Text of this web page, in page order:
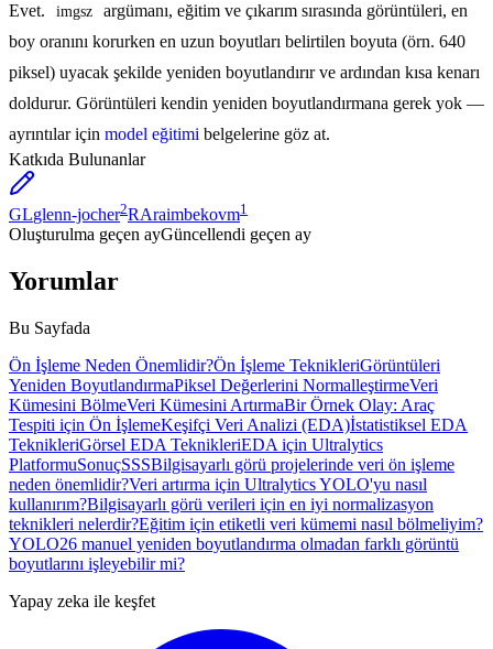
Evet. imgsz
argümanı, eğitim ve çıkarım sırasında görüntüleri, en
boy oranını korurken en uzun boyutları belirtilen boyuta (örn. 640
piksel) uyacak şekilde yeniden boyutlandırır ve ardından kısa kenarı
doldurur. Görüntüleri kendin yeniden boyutlandırmana gerek yok —
ayrıntılar için model eğitimi belgelerine göz at.
Katkıda Bulunanlar
GLglenn-jocher2RAraimbekovm1
Oluşturulma geçen ayGüncellendi geçen ay
Yorumlar
Bu Sayfada
Ön İşleme Neden Önemlidir?Ön İşleme TeknikleriGörüntüleri
Yeniden BoyutlandırmaPiksel Değerlerini NormalleştirmeVeri
Kümesini BölmeVeri Kümesini ArtırmaBir Örnek Olay: Araç
Tespiti için Ön İşlemeKeşifçi Veri Analizi (EDA)İstatistiksel EDA
TeknikleriGörsel EDA TeknikleriEDA için Ultralytics
PlatformuSonuçSSSBilgisayarlı görü projelerinde veri ön işleme
neden önemlidir?Veri artırma için Ultralytics YOLO'yu nasıl
kullanırım?Bilgisayarlı görü verileri için en iyi normalizasyon
teknikleri nelerdir?Eğitim için etiketli veri kümemi nasıl bölmeliyim?
YOLO26 manuel yeniden boyutlandırma olmadan farklı görüntü
boyutlarını işleyebilir mi?
Yapay zeka ile keşfet